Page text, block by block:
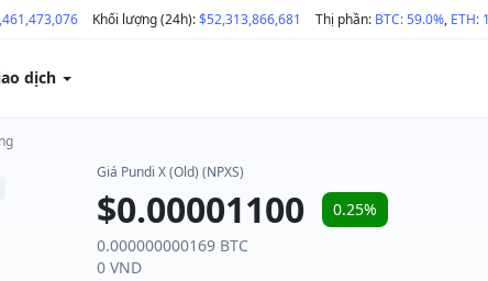
Khối lượng (24h):$52,313,866,681 Thị phần: BTC: 59.0%, ETH:
dịch
Giá Pundi X (Old) (NPXS)
$0.00001100
0.25%
0.000000000169 BTC
0 VND